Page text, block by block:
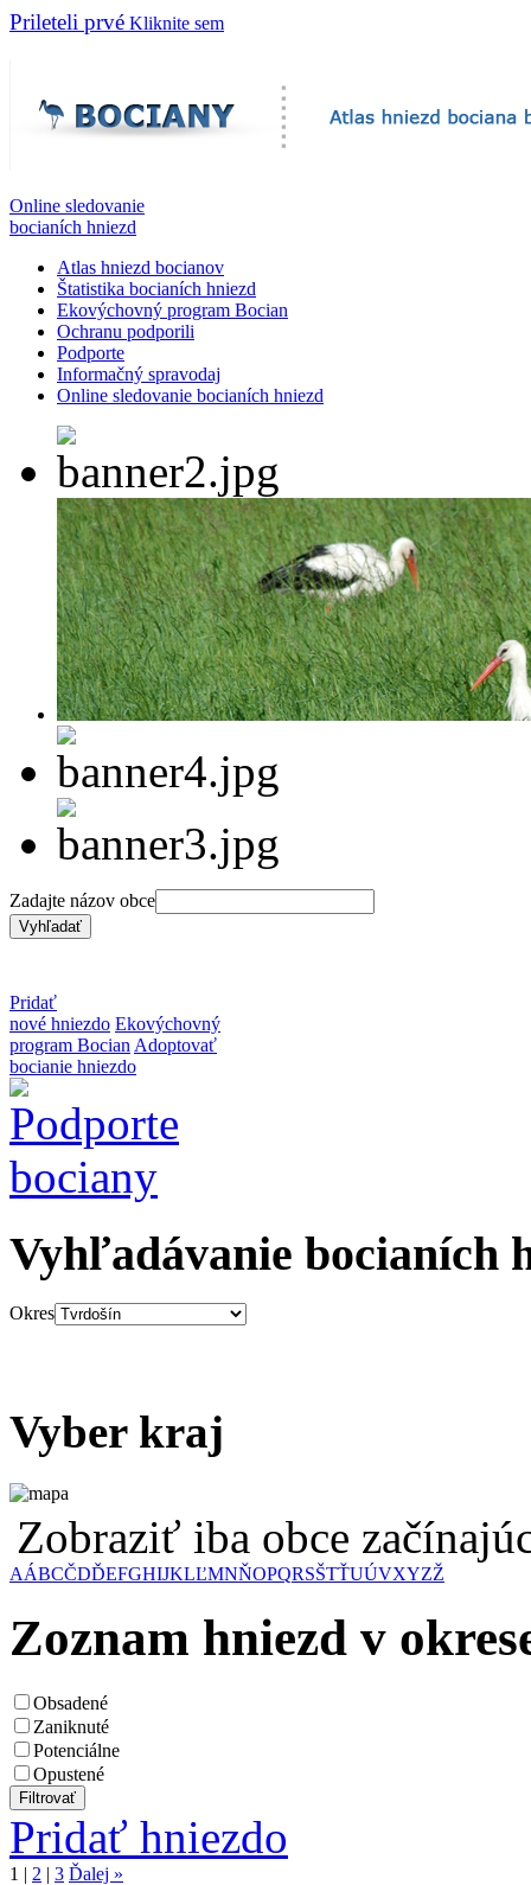
Prileteli prvé Kliknite sem
Online sledovanie
bocianích hniezd
Atlas hniezd bocianov
Štatistika bocianích hniezd
Ekovýchovný program Bocian
Ochranu podporili
Podporte
Informačný spravodaj
Online sledovanie bocianích hniezd
Zadajte názov obce
Pridať
nové hniezdo Ekovýchovný
program Bocian Adoptovať
bocianie hniezdo
Vyhľadávanie bocianích
Okres
Vyber kraj
Zobraziť iba obce
AÁBCČDĎEFGHIJKLĽMNŇOPQRSŠTŤUÚVXYZŽ
Zoznam hniezd v
Obsadené
Zaniknuté
Potenciálne
Opustené
Pridať hniezdo
1 | 2 | 3 Ďalej »